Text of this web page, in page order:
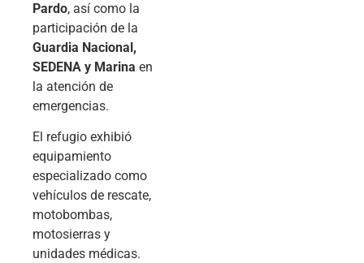
Pardo, así como la
participación de la
Guardia Nacional,
SEDENA y Marina en
la atención de
emergencias.
El refugio exhibió
equipamiento
especializado como
vehículos de rescate,
motobombas,
motosierras y
unidades médicas.